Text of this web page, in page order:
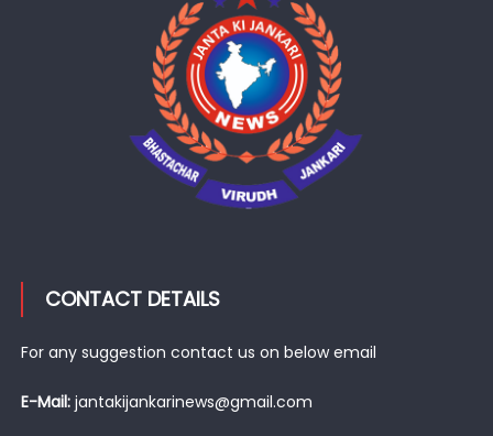
CONTACT DETAILS
For any suggestion contact us on below email
E-Mail: jantakijankarinews@gmail.com